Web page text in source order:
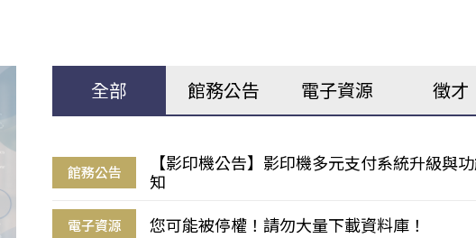
全部 館務公告 電子資源 徵才
館務公告
【影印機公告】影印機多元支付系統升級與
知
電子資源 您可能被停權！請勿大量下載資料庫！